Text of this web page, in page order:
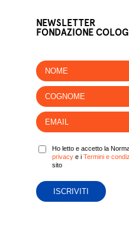
NEWSLETTER
FONDAZIONE
Ho letto e accetto la
privacy e iTermini e
sito